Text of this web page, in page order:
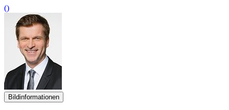
()
Bildinformationen